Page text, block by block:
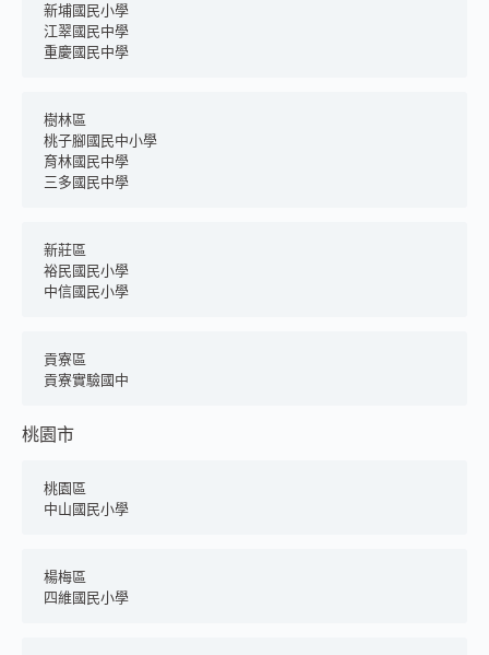
新埔國民小學
江翠國民中學
重慶國民中學
樹林區
桃子腳國民中小學
育林國民中學
三多國民中學
新莊區
裕民國民小學
中信國民小學
貢寮區
貢寮實驗國中
桃園市
桃園區
中山國民小學
楊梅區
四維國民小學